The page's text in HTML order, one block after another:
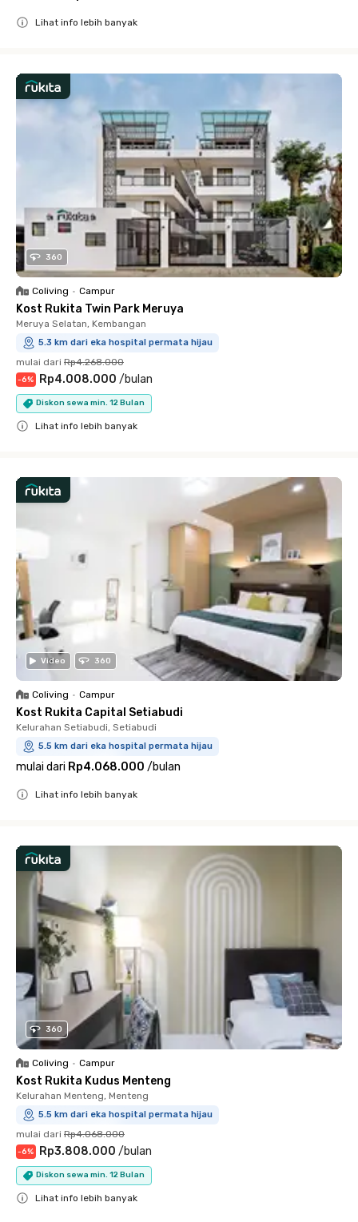
Lihat info lebih banyak
360
Coliving • Campur
Kost Rukita Twin Park Meruya
Meruya Selatan, Kembangan
5.3 km dari eka hospital permata hijau
mulai dari Rp4.268.000
-6% Rp4.008.000 /bulan
Diskon sewa min. 12 Bulan
Lihat info lebih banyak
Video 360
Coliving • Campur
Kost Rukita Capital Setiabudi
Kelurahan Setiabudi, Setiabudi
5.5 km dari eka hospital permata hijau
mulai dari Rp4.068.000 /bulan
Lihat info lebih banyak
360
Coliving • Campur
Kost Rukita Kudus Menteng
Kelurahan Menteng, Menteng
5.5 km dari eka hospital permata hijau
mulai dari Rp4.068.000
-6% Rp3.808.000 /bulan
Diskon sewa min. 12 Bulan
Lihat info lebih banyak